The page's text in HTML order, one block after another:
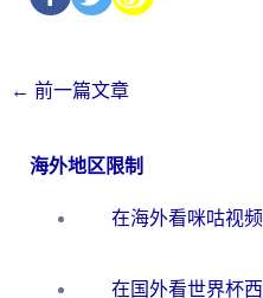
← 前一篇文章
海外地区限制